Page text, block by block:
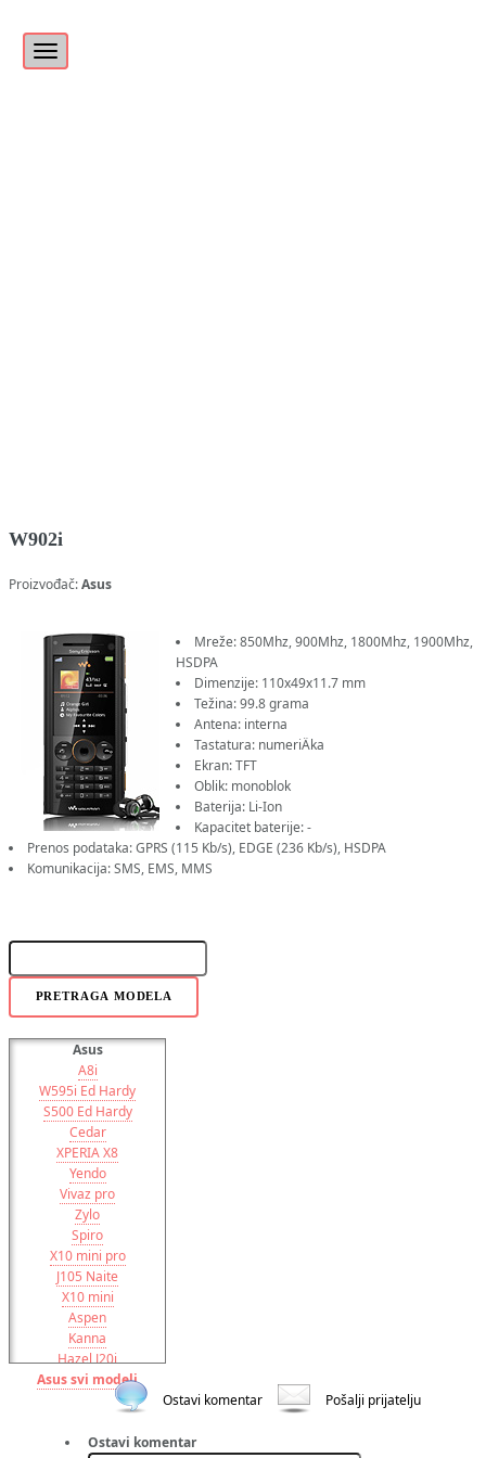
W902i
Proizvođač:Asus
Mreže: 850Mhz, 900Mhz, 1800Mhz, 1900Mhz,
HSDPA
Dimenzije: 110x49x11.7 mm
Težina: 99.8 grama
Antena: interna
Tastatura: numeriÄka
Ekran: TFT
Oblik: monoblok
Baterija: Li-Ion
Kapacitet baterije: -
Prenos podataka: GPRS (115 Kb/s), EDGE (236 Kb/s), HSDPA
Komunikacija: SMS, EMS, MMS
PRETRAGA MODELA
Asus
A8i
W595i Ed Hardy
S500 Ed Hardy
Cedar
XPERIA X8
Yendo
Vivaz pro
Zylo
Spiro
X10 mini pro
J105 Naite
X10 mini
Aspen
Kanna
Hazel J20i
Elm
XPERIA X10
Asus svi modeli
Ostavi komentar
Pošalji prijatelju
Ostavi komentar